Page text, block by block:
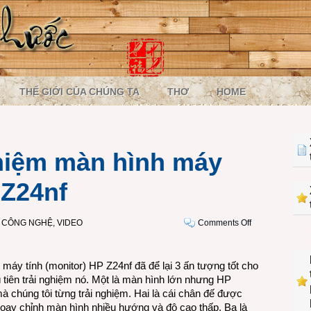
THẾ GIỚI CỦA CHÚNG TA THƠ HOME
màn hình máy
NGHỆ, VIDEO Comments Offon
nghiệm
tính (monitor) HP Z24nf đã để lại 3 ấn tượng tốt cho
trải nghiệm nó. Một là màn hình lớn nhưng HP
chúng tôi từng trải nghiệm. Hai là cái chân đế được
chỉnh màn hình nhiều hướng và độ cao thấp. Ba là